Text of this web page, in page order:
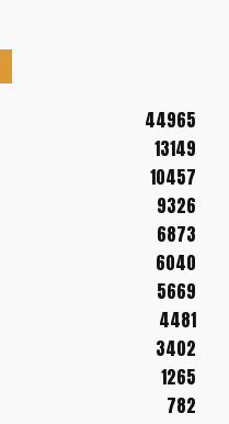
44965
13149
10457
9326
6873
6040
5669
4481
3402
1265
782